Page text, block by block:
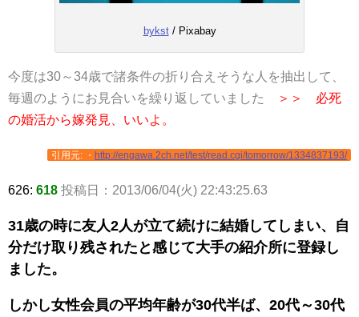
bykst/ Pixabay
今度は30～34歳で諸条件の折り合えそうな人を抽出して、
毎週のようにお見合いを繰り返していました
＞＞ 必死
の婚活から嫁発見、いいよ。
引用元: ・ http://engawa.2ch.net/test/read.cgi/tomorrow/1334837193/
626: 618 投稿日：2013/06/04(火) 22:43:25.63
31歳の時に友人2人が立て続けに結婚してしまい、自
分だけ取り残されたと感じて大手の紹介所に登録し
ました。
しかし女性会員の平均年齢が30代半ば、20代～30代